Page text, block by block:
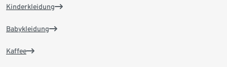
Kinderkleidung
Babykleidung
Kaffee